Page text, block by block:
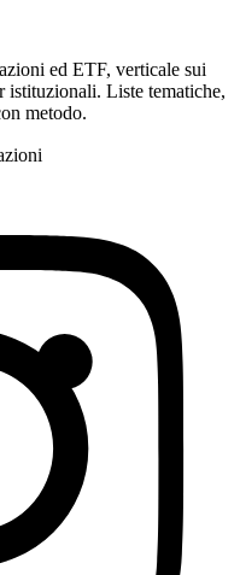
ed ETF, verticale sui
istituzionali. Liste tematiche,
metodo.